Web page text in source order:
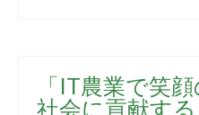
「IT農業で笑
社会に貢献す